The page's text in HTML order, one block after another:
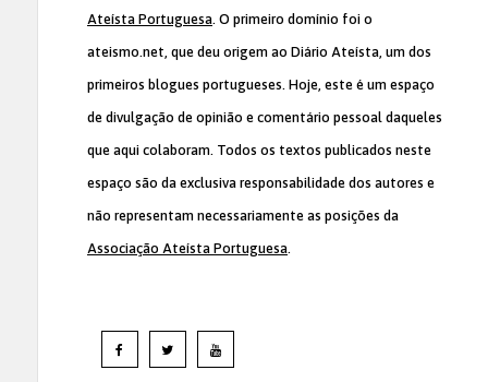
Ateísta Portuguesa. O primeiro domínio foi o
ateismo.net, que deu origem ao Diário Ateísta, um dos
primeiros blogues portugueses. Hoje, este é um espaço
de divulgação de opinião e comentário pessoal daqueles
que aqui colaboram. Todos os textos publicados neste
espaço são da exclusiva responsabilidade dos autores e
não representam necessariamente as posições da
Associação Ateísta Portuguesa.